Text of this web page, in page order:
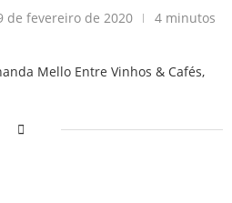
de fevereiro de 2020
4 minutos
Mello Entre Vinhos & Cafés,